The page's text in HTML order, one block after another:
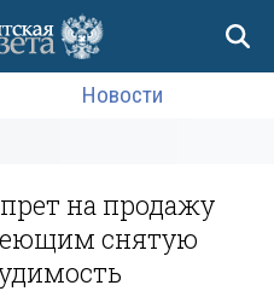
Новости
на продажу
снятую